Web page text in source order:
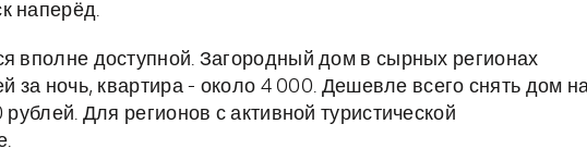
наперёд.
вполне доступной. Загородный дом в сырных регионах
за ночь, квартира - около 4 000. Дешевле всего снять дом
Для регионов с активной туристической